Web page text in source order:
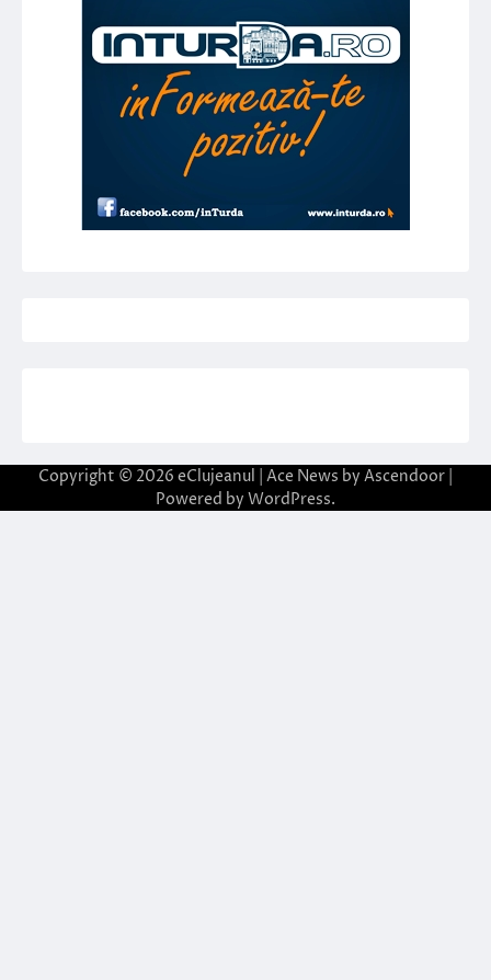
Copyright © 2026 eClujeanul | Ace News by Ascendoor
Powered by WordPress.